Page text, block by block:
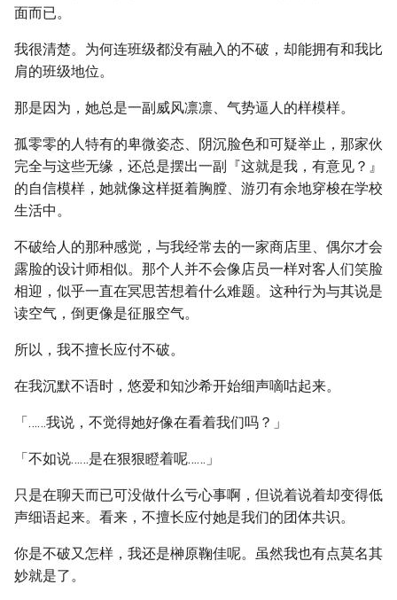
面而已。
我很清楚。为何连班级都没有融入的不破，却能拥有和我比
肩的班级地位。
那是因为，她总是一副威风凛凛、气势逼人的样模样。
孤零零的人特有的卑微姿态、阴沉脸色和可疑举止，那家伙
完全与这些无缘，还总是摆出一副『这就是我，有意见？』
的自信模样，她就像这样挺着胸膛、游刃有余地穿梭在学校
生活中。
不破给人的那种感觉，与我经常去的一家商店里、偶尔才会
露脸的设计师相似。那个人并不会像店员一样对客人们笑脸
相迎，似乎一直在冥思苦想着什么难题。这种行为与其说是
读空气，倒更像是征服空气。
所以，我不擅长应付不破。
在我沉默不语时，悠爱和知沙希开始细声嘀咕起来。
「……我说，不觉得她好像在看着我们吗？」
「不如说……是在狠狠瞪着呢……」
只是在聊天而已可没做什么亏心事啊，但说着说着却变得低
声细语起来。看来，不擅长应付她是我们的团体共识。
你是不破又怎样，我还是榊原鞠佳呢。虽然我也有点莫名其
妙就是了。